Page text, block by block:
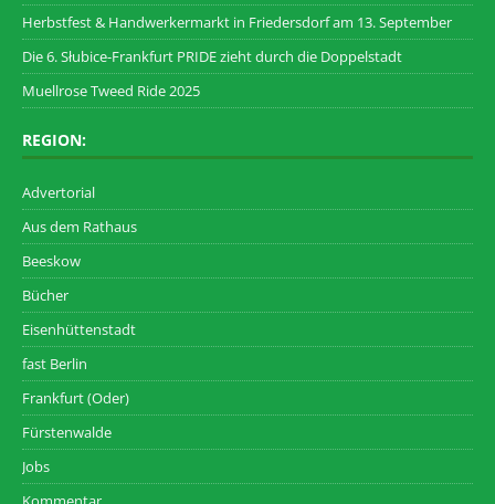
Herbstfest & Handwerkermarkt in Friedersdorf am 13. September
Die 6. Słubice-Frankfurt PRIDE zieht durch die Doppelstadt
Muellrose Tweed Ride 2025
REGION:
Advertorial
Aus dem Rathaus
Beeskow
Bücher
Eisenhüttenstadt
fast Berlin
Frankfurt (Oder)
Fürstenwalde
Jobs